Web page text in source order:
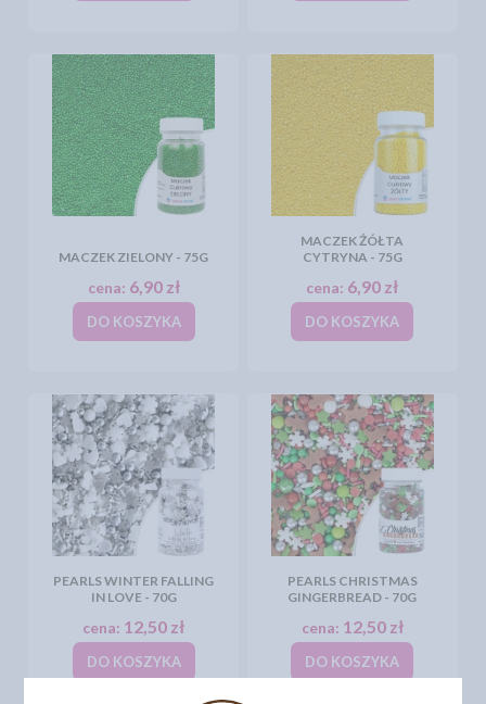
MACZEK ZIELONY - 75G
cena: 6,90 zł
DO KOSZYKA
MACZEK ŻÓŁTA
CYTRYNA - 75G
cena: 6,90 zł
DO KOSZYKA
PEARLS WINTER FALLING
IN LOVE - 70G
cena: 12,50 zł
DO KOSZYKA
PEARLS CHRISTMAS
GINGERBREAD - 70G
cena: 12,50 zł
DO KOSZYKA